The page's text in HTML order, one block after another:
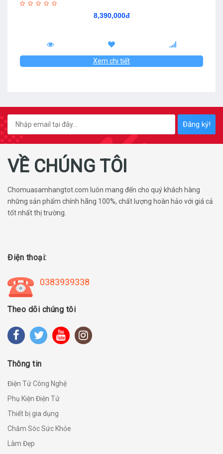
8,390,000đ
Xem chi tiết
Đăng ký!
VỀ CHÚNG TÔI
Chomuasamhangtot.com luôn mang đến cho quý khách hàng
những sản phẩm chính hãng 100%, chất lượng hoàn hảo với giá cả
tốt nhất thị trường.
Điện thoại:
0383939338
Theo dõi chúng tôi
Thông tin
Điện Tử Công Nghệ
Phụ Kiện Điện Tử
Thiết bị gia dụng
Chăm Sóc Sức Khỏe
Làm Đẹp